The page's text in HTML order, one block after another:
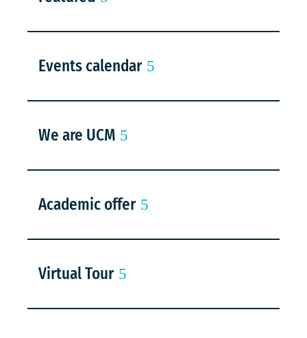
Events calendar
We are UCM
Academic offer
Virtual Tour